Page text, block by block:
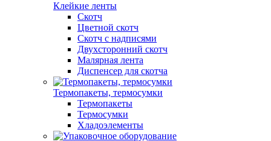
Клейкие ленты
Скотч
Цветной скотч
Скотч с надписями
Двухсторонний скотч
Малярная лента
Диспенсер для скотча
Термопакеты, термосумки
Термопакеты
Термосумки
Хладоэлементы